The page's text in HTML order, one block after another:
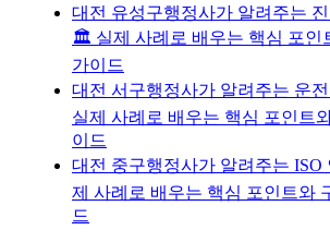
대전 유성구행정사가 알려주는
🏛️ 실제 사례로 배우는 핵심 포인
가이드
대전 서구행정사가 알려주는 운
실제 사례로 배우는 핵심 포인트
이드
대전 중구행정사가 알려주는
제 사례로 배우는 핵심 포인트와
드